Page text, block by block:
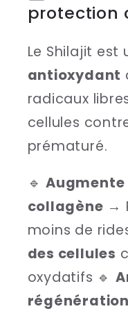
protection
Le Shilajit est
antioxydant
radicaux
cellules
prématuré.
🔹
collagène →
moins de
des cellules
oxydatifs 🔹